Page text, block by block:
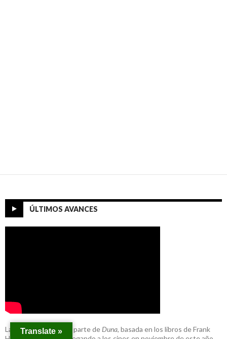
ÚLTIMOS AVANCES
La esperada segunda parte de Duna, basada en los libros de Frank
Translate »